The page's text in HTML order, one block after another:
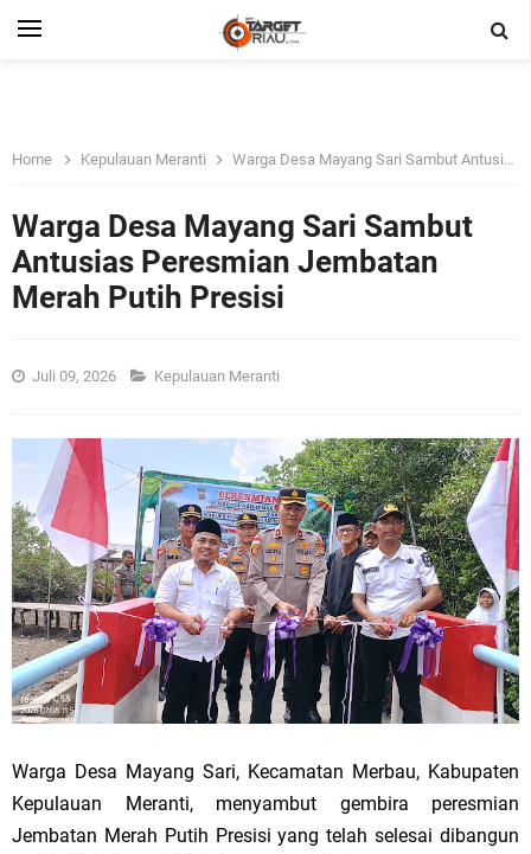
Home Kepulauan Meranti Warga Desa Mayang Sari Sambut Antusias Peresmian Jembatan Merah Putih Presisi
Warga Desa Mayang Sari Sambut
Antusias Peresmian Jembatan
Merah Putih Presisi
Juli 09, 2026 Kepulauan Meranti
Warga Desa Mayang Sari, Kecamatan Merbau, Kabupaten
Kepulauan Meranti, menyambut gembira peresmian
Jembatan Merah Putih Presisi yang telah selesai dibangun